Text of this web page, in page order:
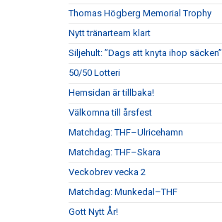
Thomas Högberg Memorial Trophy
Nytt tränarteam klart
Siljehult: ”Dags att knyta ihop säcken”
50/50 Lotteri
Hemsidan är tillbaka!
Välkomna till årsfest
Matchdag: THF–Ulricehamn
Matchdag: THF–Skara
Veckobrev vecka 2
Matchdag: Munkedal–THF
Gott Nytt År!